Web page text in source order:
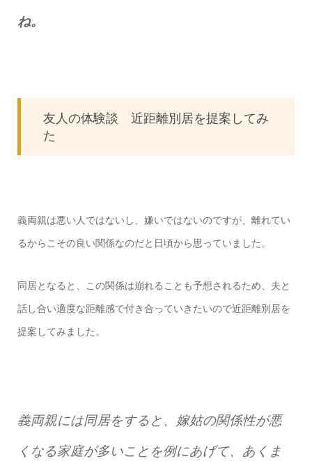
ね。
友人の体験談 近距離別居を提案してみ
た
義両親は悪い人ではないし、嫌いではないのですが、離れてい
るからこその良い関係なのだと日頃から思っていました。
同居となると、この関係は崩れることも予想されるため、夫と
話し合い適度な距離感で付き合っていきたいので近距離別居を
提案してみました。
義両親には同居をすると、嫁姑の関係性が悪
くなる家庭が多いことを例にあげて、あくま